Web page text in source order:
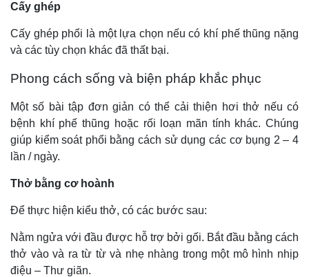
Cấy ghép
Cấy ghép phổi là một lựa chọn nếu có khí phế thũng nặng
và các tùy chọn khác đã thất bại.
Phong cách sống và biện pháp khắc phục
Một số bài tập đơn giản có thể cải thiện hơi thở nếu có
bệnh khí phế thũng hoặc rối loạn mãn tính khác. Chúng
giúp kiểm soát phổi bằng cách sử dụng các cơ bụng 2 – 4
lần / ngày.
Thở bằng cơ hoành
Để thực hiện kiểu thở, có các bước sau:
Nằm ngửa với đầu được hỗ trợ bởi gối. Bắt đầu bằng cách
thở vào và ra từ từ và nhẹ nhàng trong một mô hình nhịp
điệu – Thư giãn.